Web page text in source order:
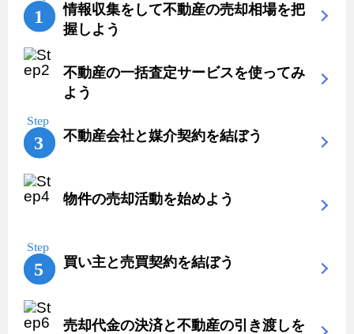
情報収集をして不動産の売却相場を把
握しよう
不動産の一括査定サービスを使ってみ
よう
不動産会社と媒介契約を結ぼう
物件の売却活動を始めよう
買い主と売買契約を結ぼう
売却代金の決済と不動産の引き渡しを